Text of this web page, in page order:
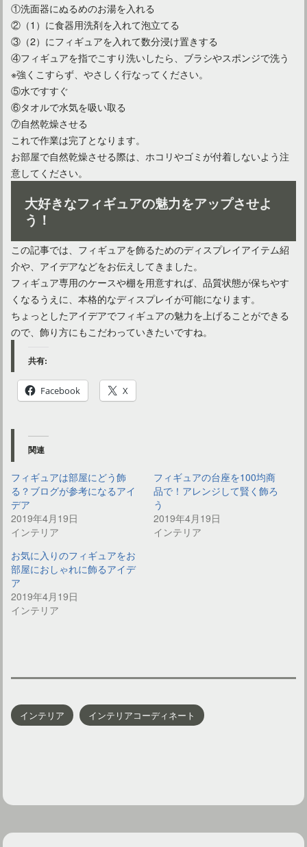
①洗面器にぬるめのお湯を入れる
②（1）に食器用洗剤を入れて泡立てる
③（2）にフィギュアを入れて数分浸け置きする
④フィギュアを指でこすり洗いしたら、ブラシやスポンジで洗う
※強くこすらず、やさしく行なってください。
⑤水ですすぐ
⑥タオルで水気を吸い取る
⑦自然乾燥させる
これで作業は完了となります。
お部屋で自然乾燥させる際は、ホコリやゴミが付着しないよう注
意してください。
大好きなフィギュアの魅力をアップさせよ
う！
この記事では、フィギュアを飾るためのディスプレイアイテム紹
介や、アイデアなどをお伝えしてきました。
フィギュア専用のケースや棚を用意すれば、品質状態が保ちやす
くなるうえに、本格的なディスプレイが可能になります。
ちょっとしたアイデアでフィギュアの魅力を上げることができる
ので、飾り方にもこだわっていきたいですね。
共有:
Facebook X
関連
フィギュアは部屋にどう飾
る？ブログが参考になるアイ
デア
2019年4月19日
インテリア
フィギュアの台座を100均商
品で！アレンジして賢く飾ろ
う
2019年4月19日
インテリア
お気に入りのフィギュアをお
部屋におしゃれに飾るアイデ
ア
2019年4月19日
インテリア
インテリア インテリアコーディネート